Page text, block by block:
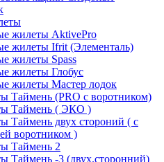
жилеты AktivePro
жилеты Ifrit (Элементаль)
жилеты Spass
жилеты Глобус
жилеты Мастер лодок
Таймень (PRO c воротником)
Таймень ( ЭКО )
Таймень двух стороний ( с
воротником )
Таймень 2
Таймень -3 (двух.сторонний)